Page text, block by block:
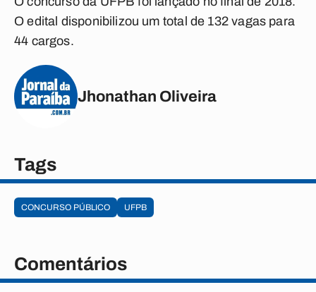
O edital disponibilizou um total de 132 vagas para
44 cargos.
Jhonathan Oliveira
Tags
CONCURSO PÚBLICO UFPB
Comentários